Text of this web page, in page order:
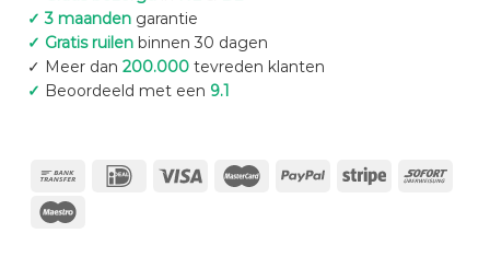
✓ 3 maanden garantie
✓ Gratis ruilenbinnen 30 dagen
✓ Meer dan 200.000tevreden klanten
✓ Beoordeeld met een 9.1